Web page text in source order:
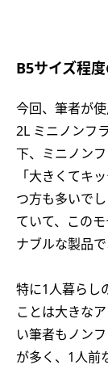
B5サイズ程
今回、筆者が
2L ミニノンフ
下、ミニノン
「大きくてキ
つ方も多いで
ていて、この
ナブルな製品で
特に1人暮らし
ことは大きな
い筆者もノン
が多く、1人前